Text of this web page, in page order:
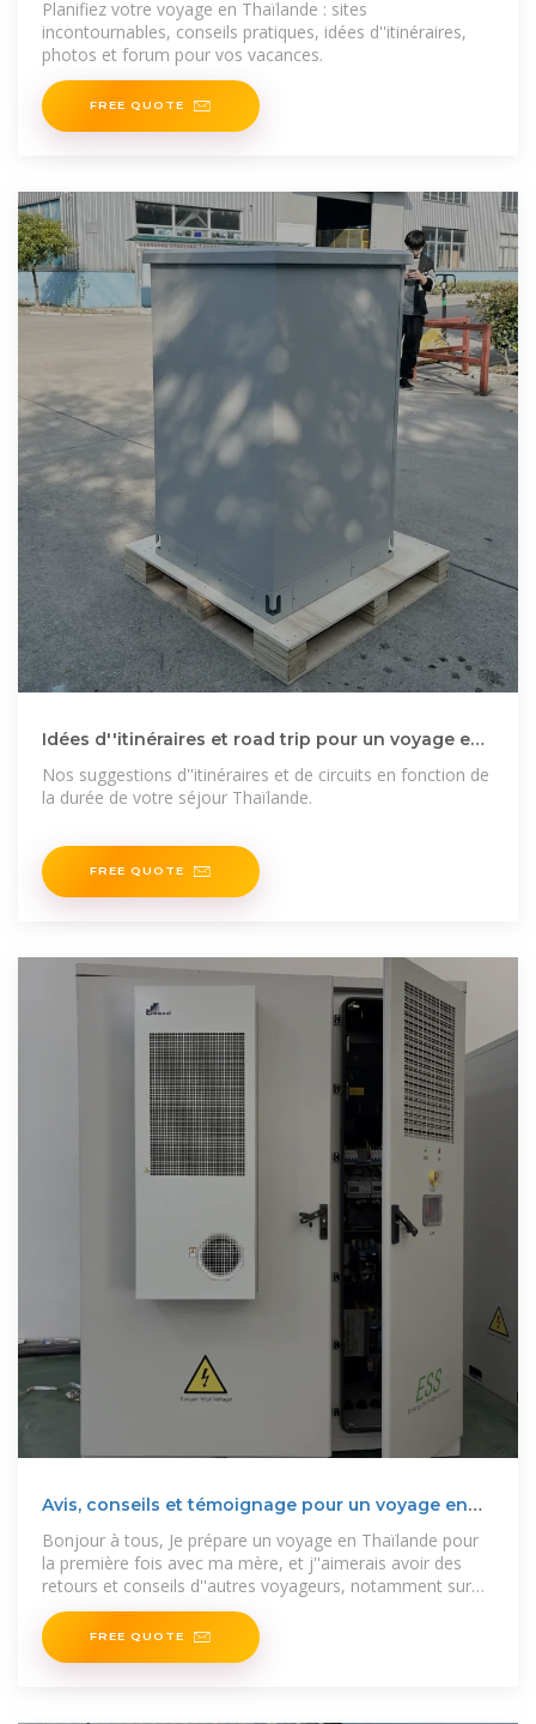
Planifiez votre voyage en Thaïlande : sites
incontournables, conseils pratiques, idées d''itinéraires,
photos et forum pour vos vacances.
FREE QUOTE
Idées d''itinéraires et road trip pour un voyage en
Nos suggestions d''itinéraires et de circuits en fonction de
la durée de votre séjour Thaïlande.
FREE QUOTE
Avis, conseils et témoignage pour un voyage en
Bonjour à tous, Je prépare un voyage en Thaïlande pour
la première fois avec ma mère, et j''aimerais avoir des
retours et conseils d''autres voyageurs, notamment sur
mon
FREE QUOTE